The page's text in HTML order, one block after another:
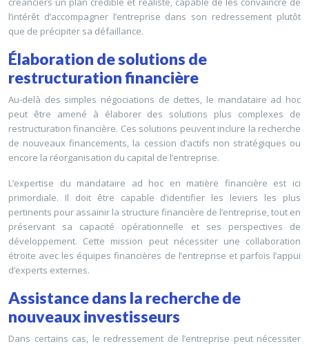
l’intérêt d’accompagner l’entreprise dans son redressement plutôt
que de précipiter sa défaillance.
Élaboration de solutions de
restructuration financière
Au-delà des simples négociations de dettes, le mandataire ad hoc
peut être amené à élaborer des solutions plus complexes de
restructuration financière. Ces solutions peuvent inclure la recherche
de nouveaux financements, la cession d’actifs non stratégiques ou
encore la réorganisation du capital de l’entreprise.
L’expertise du mandataire ad hoc en matière financière est ici
primordiale. Il doit être capable d’identifier les leviers les plus
pertinents pour assainir la structure financière de l’entreprise, tout en
préservant sa capacité opérationnelle et ses perspectives de
développement. Cette mission peut nécessiter une collaboration
étroite avec les équipes financières de l’entreprise et parfois l’appui
d’experts externes.
Assistance dans la recherche de
nouveaux investisseurs
Dans certains cas, le redressement de l’entreprise peut nécessiter